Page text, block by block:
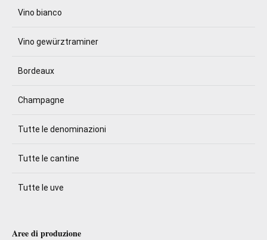
Vino bianco
Vino gewürztraminer
Bordeaux
Champagne
Tutte le denominazioni
Tutte le cantine
Tutte le uve
Aree di produzione